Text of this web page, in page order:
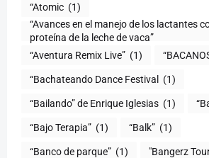
“Atomic (1)
“Avances en el manejo de los lactantes
proteína de la leche de vaca”
“Aventura Remix Live” (1)
“Bachateando Dance Festival (1)
“Bailando” de Enrique Iglesias (1)
“Bajo Terapia” (1) “Balk” (1)
“Banco de parque” (1) "Bangerz